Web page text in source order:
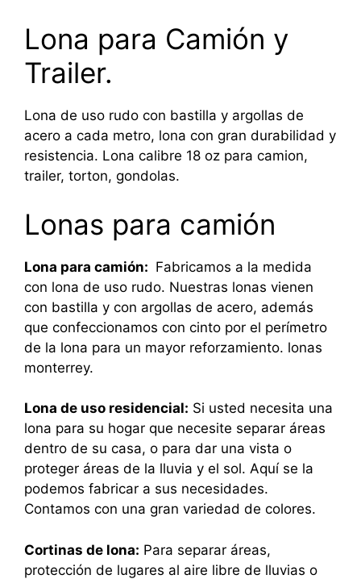
Lona para Camión y
Trailer.
Lona de uso rudo con bastilla y argollas de
acero a cada metro, lona con gran durabilidad y
resistencia. Lona calibre 18 oz para camion,
trailer, torton, gondolas.
Lonas para camión
Lona para camión: Fabricamos a la medida
con lona de uso rudo. Nuestras lonas vienen
con bastilla y con argollas de acero, además
que confeccionamos con cinto por el perímetro
de la lona para un mayor reforzamiento. lonas
monterrey.
Lona de uso residencial: Si usted necesita una
lona para su hogar que necesite separar áreas
dentro de su casa, o para dar una vista o
proteger áreas de la lluvia y el sol. Aquí se la
podemos fabricar a sus necesidades.
Contamos con una gran variedad de colores.
Cortinas de lona: Para separar áreas,
protección de lugares al aire libre de lluvias o